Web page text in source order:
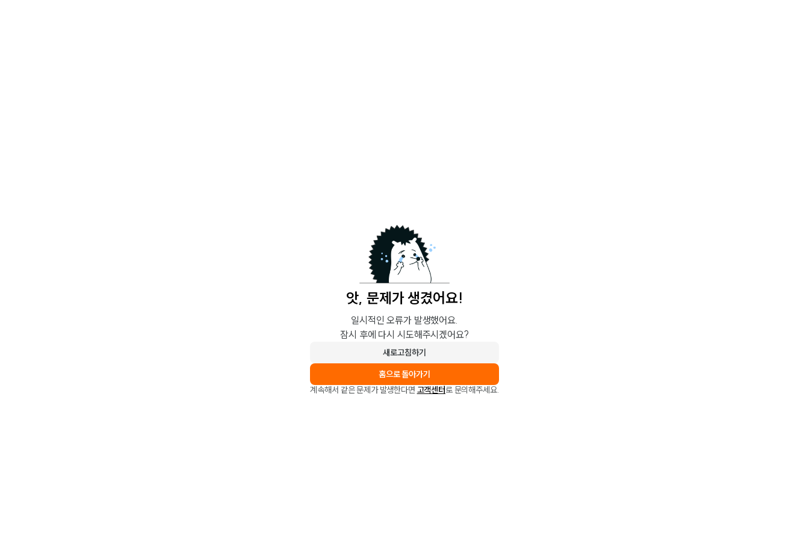
앗, 문제가 생겼어요!
일시적인 오류가 발생했어요.
잠시 후에 다시 시도해주시겠어요?
새로고침하기
홈으로 돌아가기
계속해서 같은 문제가 발생한다면 고객센터로 문의해주세요.